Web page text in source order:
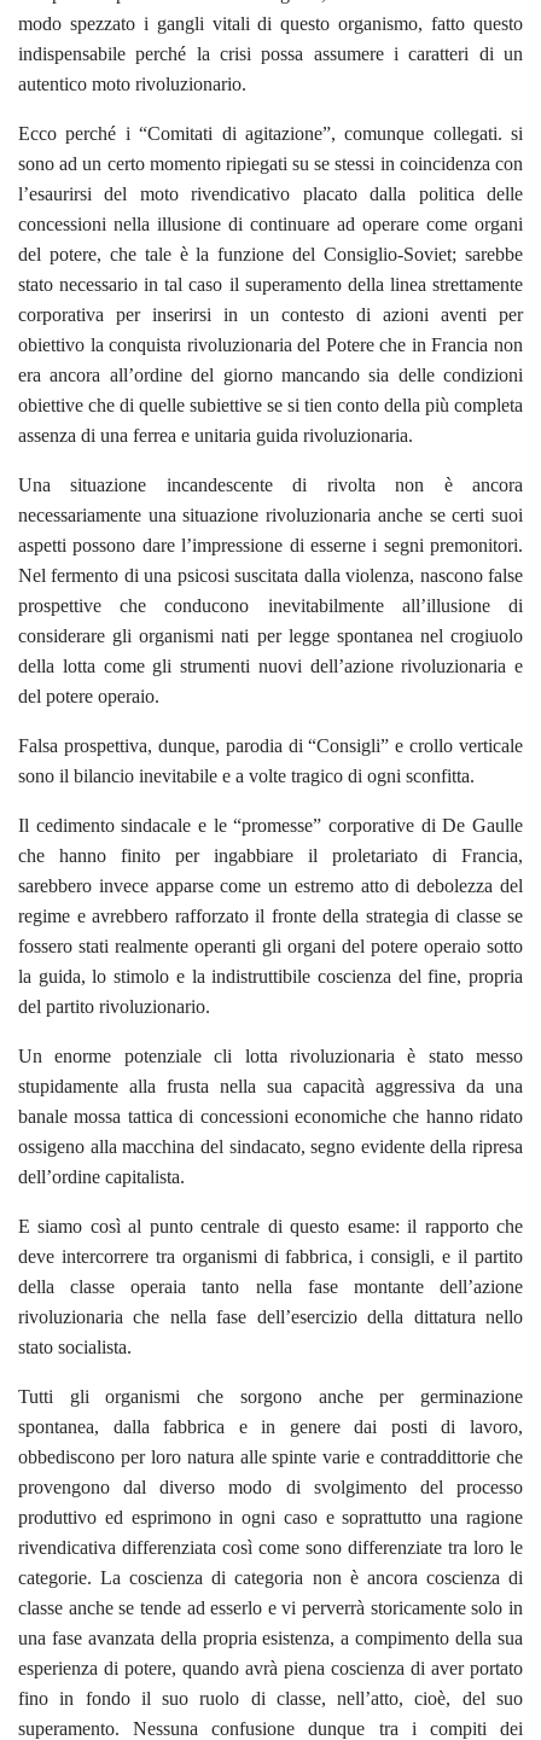
modo spezzato i gangli vitali di questo organismo, fatto questo
indispensabile perché la crisi possa assumere i caratteri di un
autentico moto rivoluzionario.
Ecco perché i “Comitati di agitazione”, comunque collegati. si
sono ad un certo momento ripiegati su se stessi in coincidenza con
l’esaurirsi del moto rivendicativo placato dalla politica delle
concessioni nella illusione di continuare ad operare come organi
del potere, che tale è la funzione del Consiglio-Soviet; sarebbe
stato necessario in tal caso il superamento della linea strettamente
corporativa per inserirsi in un contesto di azioni aventi per
obiettivo la conquista rivoluzionaria del Potere che in Francia non
era ancora all’ordine del giorno mancando sia delle condizioni
obiettive che di quelle subiettive se si tien conto della più completa
assenza di una ferrea e unitaria guida rivoluzionaria.
Una situazione incandescente di rivolta non è ancora
necessariamente una situazione rivoluzionaria anche se certi suoi
aspetti possono dare l’impressione di esserne i segni premonitori.
Nel fermento di una psicosi suscitata dalla violenza, nascono false
prospettive che conducono inevitabilmente all’illusione di
considerare gli organismi nati per legge spontanea nel crogiuolo
della lotta come gli strumenti nuovi dell’azione rivoluzionaria e
del potere operaio.
Falsa prospettiva, dunque, parodia di “Consigli” e crollo verticale
sono il bilancio inevitabile e a volte tragico di ogni sconfitta.
Il cedimento sindacale e le “promesse” corporative di De Gaulle
che hanno finito per ingabbiare il proletariato di Francia,
sarebbero invece apparse come un estremo atto di debolezza del
regime e avrebbero rafforzato il fronte della strategia di classe se
fossero stati realmente operanti gli organi del potere operaio sotto
la guida, lo stimolo e la indistruttibile coscienza del fine, propria
del partito rivoluzionario.
Un enorme potenziale cli lotta rivoluzionaria è stato messo
stupidamente alla frusta nella sua capacità aggressiva da una
banale mossa tattica di concessioni economiche che hanno ridato
ossigeno alla macchina del sindacato, segno evidente della ripresa
dell’ordine capitalista.
E siamo così al punto centrale di questo esame: il rapporto che
deve intercorrere tra organismi di fabbrica, i consigli, e il partito
della classe operaia tanto nella fase montante dell’azione
rivoluzionaria che nella fase dell’esercizio della dittatura nello
stato socialista.
Tutti gli organismi che sorgono anche per germinazione
spontanea, dalla fabbrica e in genere dai posti di lavoro,
obbediscono per loro natura alle spinte varie e contraddittorie che
provengono dal diverso modo di svolgimento del processo
produttivo ed esprimono in ogni caso e soprattutto una ragione
rivendicativa differenziata così come sono differenziate tra loro le
categorie. La coscienza di categoria non è ancora coscienza di
classe anche se tende ad esserlo e vi perverrà storicamente solo in
una fase avanzata della propria esistenza, a compimento della sua
esperienza di potere, quando avrà piena coscienza di aver portato
fino in fondo il suo ruolo di classe, nell’atto, cioè, del suo
superamento. Nessuna confusione dunque tra i compiti dei